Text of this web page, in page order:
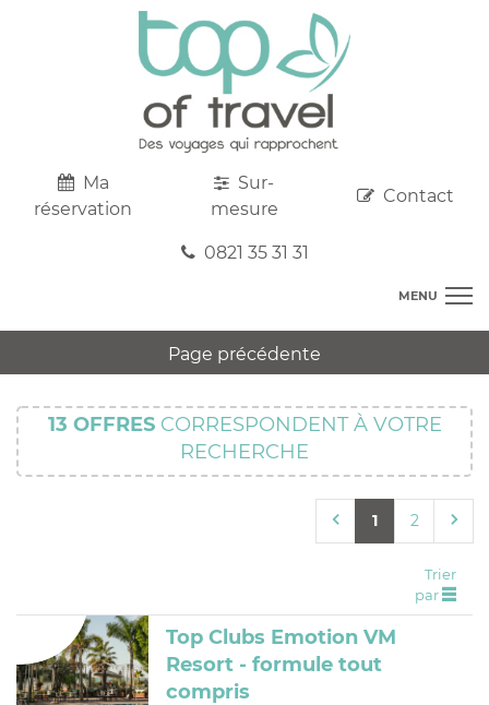
Ma
réservation
Sur-
mesure
Contact
0821 35 31 31
MENU
DESTINATIONS
AU DEPART DE CHEZ VOUS
SEJOURS
CIRCUITS
Page précédente
13 OFFRESCORRESPONDENT À VOTRE
RECHERCHE
1 2
Trier
par
Top Clubs Emotion VM
Resort - formule tout
compris